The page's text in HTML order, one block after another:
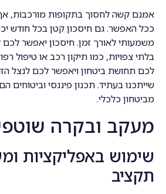
אמנם קשה לחסוך בתקופות מורכבות,
ככל האפשר. גם חיסכון קטן בכל חודש
משמעותי לאורך זמן. חיסכון יאפשר
בלתי צפויות, כמו תיקון רכב או טיפול
לכם תחושת ביטחון ויאפשר לכם לנצל
שייתכנו בעתיד. תכנון פיננסי וביטוחים
מביטחון כלכלי.
מעקב ובקרה
שימוש באפליקציות
תקציב